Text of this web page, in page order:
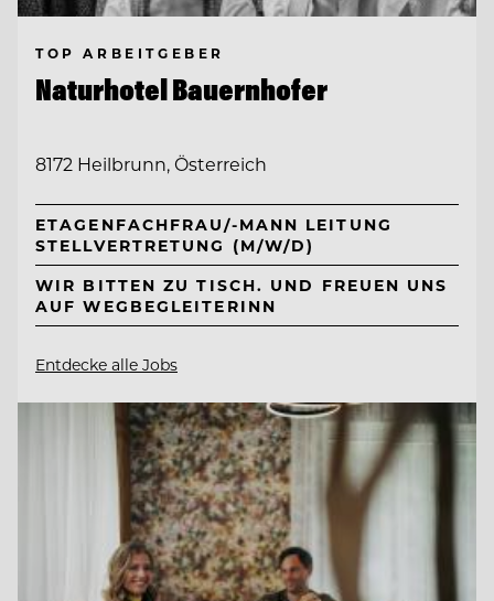
TOP ARBEITGEBER
Naturhotel Bauernhofer
8172 Heilbrunn, Österreich
ETAGENFACHFRAU/-MANN LEITUNG
STELLVERTRETUNG (M/W/D)
WIR BITTEN ZU TISCH. UND FREUEN UNS
AUF WEGBEGLEITERINN
Entdecke alle Jobs